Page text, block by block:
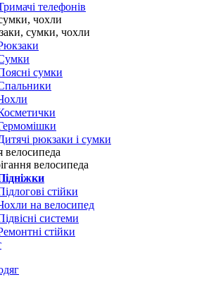
телефонів
чохли
сумки, чохли
сумки
рюкзаки і сумки
велосипеда
велосипеда
стійки
на велосипед
системи
стійки